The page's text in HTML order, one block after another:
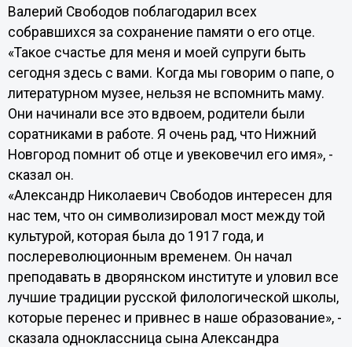
Валерий Свободов поблагодарил всех
собравшихся за сохранение памяти о его отце.
«Такое счастье для меня и моей супруги быть
сегодня здесь с вами. Когда мы говорим о папе, о
литературном музее, нельзя не вспомнить маму.
Они начинали все это вдвоем, родители были
соратниками в работе. Я очень рад, что Нижний
Новгород помнит об отце и увековечил его имя», -
сказал он.
«Александр Николаевич Свободов интересен для
нас тем, что он символизировал мост между той
культурой, которая была до 1917 года, и
послереволюционным временем. Он начал
преподавать в дворянском институте и уловил все
лучшие традиции русской филологической школы,
которые перенес и привнес в наше образование», -
сказала одноклассница сына Александра